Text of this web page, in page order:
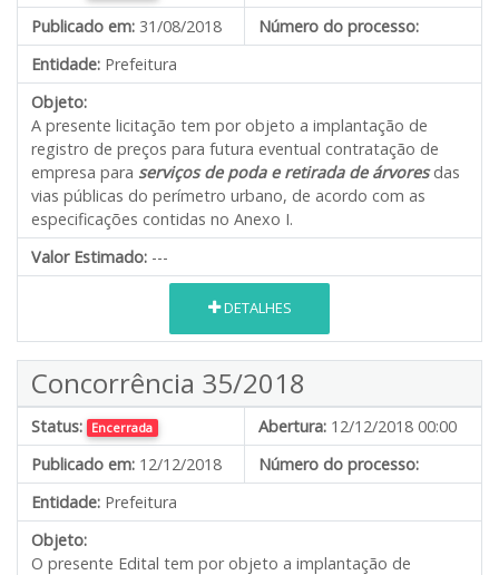
Publicado em: 31/08/2018
Número do processo:
Entidade: Prefeitura
Objeto:
A presente licitação tem por objeto a implantação de
registro de preços para futura eventual contratação de
empresa para serviços de poda e retirada de árvoresdas
vias públicas do perímetro urbano, de acordo com as
especificações contidas no Anexo I.
Valor Estimado: ---
DETALHES
Concorrência 35/2018
Status: Encerrada Abertura: 12/12/2018 00:00
Publicado em: 12/12/2018
Número do processo:
Entidade: Prefeitura
Objeto:
O presente Edital tem por objeto a implantação de